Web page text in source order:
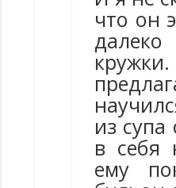
что он
из
в себя
ему